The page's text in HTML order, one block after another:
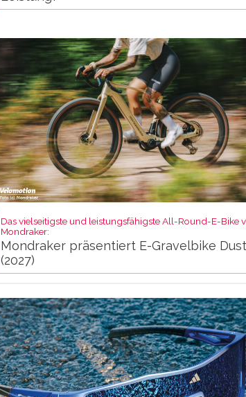
Das vielseitigste und leistungsfähigste All-Round-E-Bike
Mondraker:
Mondraker präsentiert E-Gravelbike
(2027)